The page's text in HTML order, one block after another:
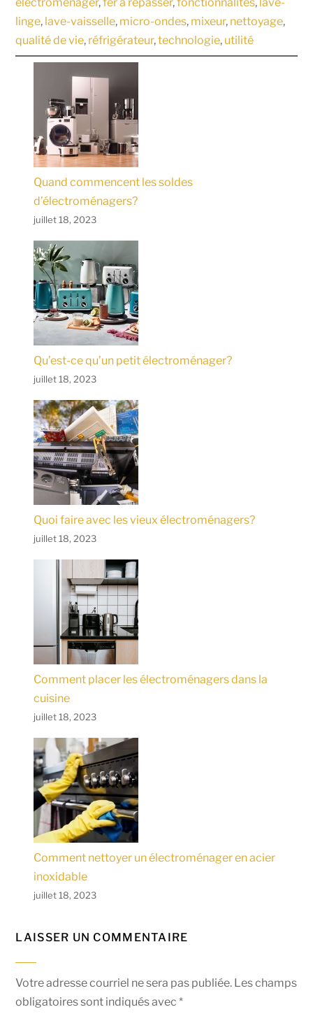
linge, lave-vaisselle, micro-ondes, mixeur, nettoyage
qualité de vie, réfrigérateur, technologie, utilité
Quand commencent les soldes
d’électroménagers?
juillet 18, 2023
Qu’est-ce qu’un petit électroménager?
juillet 18, 2023
Quoi faire avec les vieux électroménagers?
juillet 18, 2023
Comment placer les électroménagers dans la
cuisine
juillet 18, 2023
Comment nettoyer un électroménager en acier
inoxidable
juillet 18, 2023
LAISSER UN COMMENTAIRE
Votre adresse courriel ne sera pas publiée. Les champs
obligatoires sont indiqués avec*